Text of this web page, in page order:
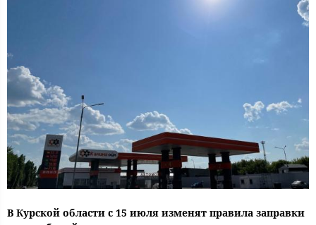
В Курской области с 15 июля изменят правила заправки